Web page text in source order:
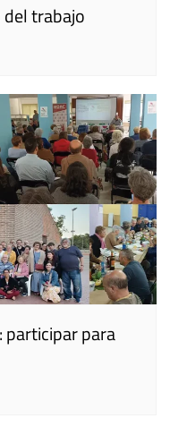
trabajo
participar para